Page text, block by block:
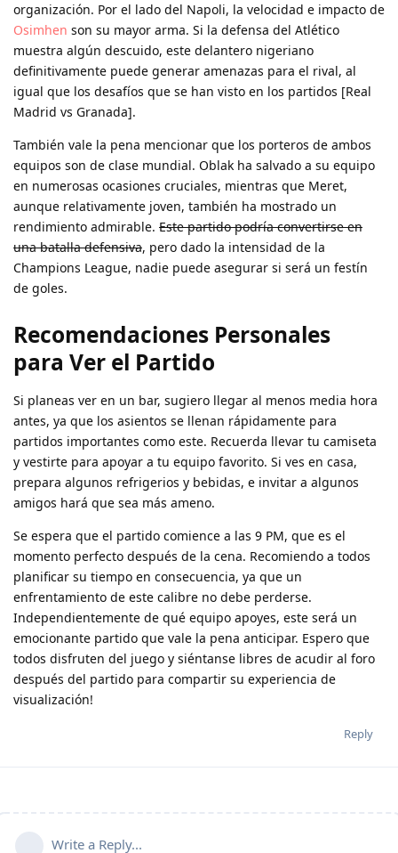
organización. Por el lado del Napoli, la velocidad e impacto de
Osimhen son su mayor arma. Si la defensa del Atlético
muestra algún descuido, este delantero nigeriano
definitivamente puede generar amenazas para el rival, al
igual que los desafíos que se han visto en los partidos [Real
Madrid vs Granada].
También vale la pena mencionar que los porteros de ambos
equipos son de clase mundial. Oblak ha salvado a su equipo
en numerosas ocasiones cruciales, mientras que Meret,
aunque relativamente joven, también ha mostrado un
rendimiento admirable. Este partido podría convertirse en
una batalla defensiva, pero dado la intensidad de la
Champions League, nadie puede asegurar si será un festín
de goles.
Recomendaciones Personales
para Ver el Partido
Si planeas ver en un bar, sugiero llegar al menos media hora
antes, ya que los asientos se llenan rápidamente para
partidos importantes como este. Recuerda llevar tu camiseta
y vestirte para apoyar a tu equipo favorito. Si ves en casa,
prepara algunos refrigerios y bebidas, e invitar a algunos
amigos hará que sea más ameno.
Se espera que el partido comience a las 9 PM, que es el
momento perfecto después de la cena. Recomiendo a todos
planificar su tiempo en consecuencia, ya que un
enfrentamiento de este calibre no debe perderse.
Independientemente de qué equipo apoyes, este será un
emocionante partido que vale la pena anticipar. Espero que
todos disfruten del juego y siéntanse libres de acudir al foro
después del partido para compartir su experiencia de
visualización!
Reply
Write a Reply...